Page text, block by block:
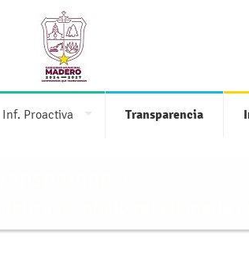
Inf. Proactiva Transparencia
de oficio relacionada